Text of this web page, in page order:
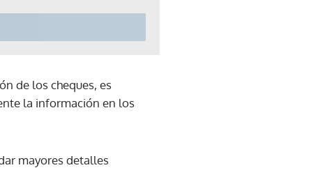
de los cheques, es
la información en los
mayores detalles